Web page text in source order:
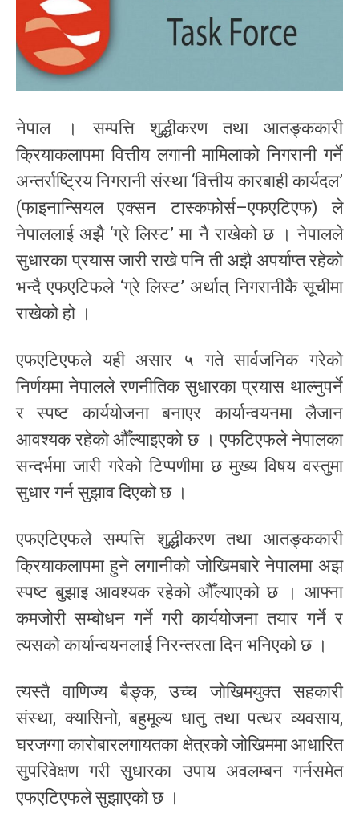
नेपाल । सम्पत्ति शुद्धीकरण तथा आतङ्ककारी
क्रियाकलापमा वित्तीय लगानी मामिलाको निगरानी गर्ने
अन्तर्राष्ट्रिय निगरानी संस्था ‘वित्तीय कारबाही कार्यदल’
(फाइनान्सियल एक्सन टास्कफोर्स–एफएटिएफ) ले
नेपाललाई अझै ‘ग्रे लिस्ट’ मा नै राखेको छ । नेपालले
सुधारका प्रयास जारी राखे पनि ती अझै अपर्याप्त रहेको
भन्दै एफएटिफले ‘ग्रे लिस्ट’ अर्थात् निगरानीकै सूचीमा
राखेको हो ।
एफएटिएफले यही असार ५ गते सार्वजनिक गरेको
निर्णयमा नेपालले रणनीतिक सुधारका प्रयास थाल्नुपर्ने
र स्पष्ट कार्ययोजना बनाएर कार्यान्वयनमा लैजान
आवश्यक रहेको औँल्याइएको छ । एफटिएफले नेपालका
सन्दर्भमा जारी गरेको टिप्पणीमा छ मुख्य विषय वस्तुमा
सुधार गर्न सुझाव दिएको छ ।
एफएटिएफले सम्पत्ति शुद्धीकरण तथा आतङ्ककारी
क्रियाकलापमा हुने लगानीको जोखिमबारे नेपालमा अझ
स्पष्ट बुझाइ आवश्यक रहेको औँल्याएको छ । आफ्ना
कमजोरी सम्बोधन गर्ने गरी कार्ययोजना तयार गर्ने र
त्यसको कार्यान्वयनलाई निरन्तरता दिन भनिएको छ ।
त्यस्तै वाणिज्य बैङ्क, उच्च जोखिमयुक्त सहकारी
संस्था, क्यासिनो, बहुमूल्य धातु तथा पत्थर व्यवसाय,
घरजग्गा कारोबारलगायतका क्षेत्रको जोखिममा आधारित
सुपरिवेक्षण गरी सुधारका उपाय अवलम्बन गर्नसमेत
एफएटिएफले सुझाएको छ ।